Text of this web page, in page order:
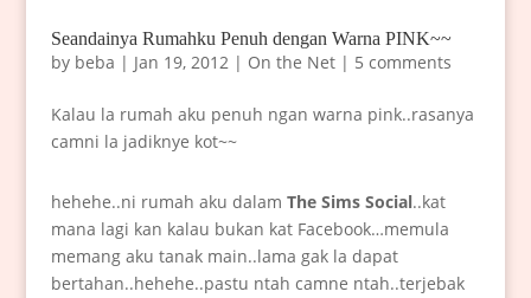
Seandainya Rumahku Penuh dengan Warna PINK~~
by beba | Jan 19, 2012| On the Net| 5 comments
Kalau la rumah aku penuh ngan warna pink..rasanya
camni la jadiknye kot~~
hehehe..ni rumah aku dalam The Sims Social..kat
mana lagi kan kalau bukan kat Facebook…memula
memang aku tanak main..lama gak la dapat
bertahan..hehehe..pastu ntah camne ntah..terjebak